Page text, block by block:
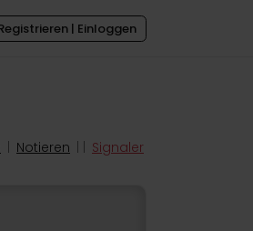
| Einloggen
Notieren Signaler